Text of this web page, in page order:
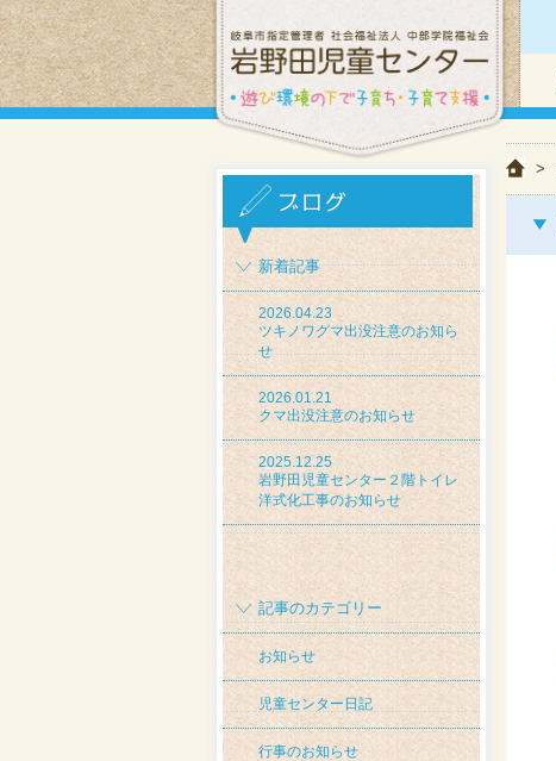
新着記事
2026.04.23
ツキノワグマ出没注意のお知ら
せ
2026.01.21
クマ出没注意のお知らせ
2025.12.25
岩野田児童センター２階トイレ
洋式化工事のお知らせ
記事のカテゴリー
お知らせ
児童センター日記
行事のお知らせ
>